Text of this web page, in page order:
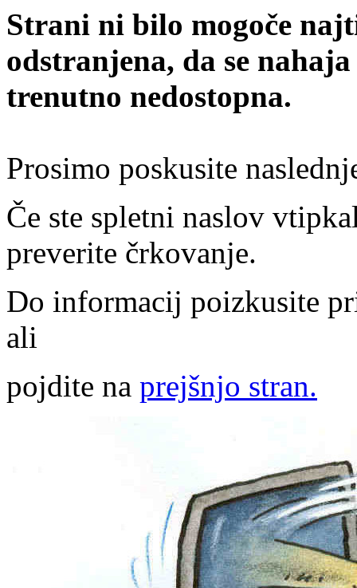
Strani ni bilo mogoče
odstranjena, da se
trenutno nedostopna.
Prosimo poskusite
Če ste spletni naslov
preverite črkovanje.
Do informacij poizkusite
ali
pojdite na prejšnjo stran.